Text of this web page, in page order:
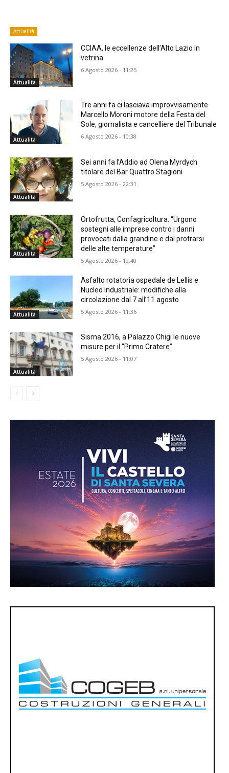
Attualità
Attualità
CCIAA, le eccellenze dell’Alto Lazio in
vetrina
6 Agosto 2026 - 11:25
Attualità
Tre anni fa ci lasciava improvvisamente
Marcello Moroni motore della Festa del
Sole, giornalista e cancelliere del Tribunale
6 Agosto 2026 - 10:38
Attualità
Sei anni fa l’Addio ad Olena Myrdych
titolare del Bar Quattro Stagioni
5 Agosto 2026 - 22:31
Attualità
Ortofrutta, Confagricoltura: “Urgono
sostegni alle imprese contro i danni
provocati dalla grandine e dal protrarsi
delle alte temperature”
5 Agosto 2026 - 12:40
Attualità
Asfalto rotatoria ospedale de Lellis e
Nucleo Industriale: modifiche alla
circolazione dal 7 all’11 agosto
5 Agosto 2026 - 11:36
Attualità
Sisma 2016, a Palazzo Chigi le nuove
misure per il “Primo Cratere”
5 Agosto 2026 - 11:07